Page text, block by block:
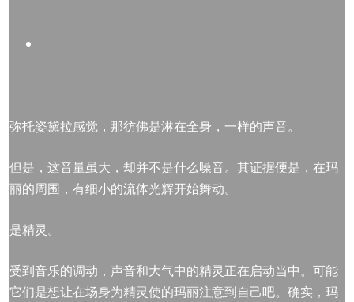
弥托姿黛拉感觉，那彷佛是淋在全身，一样的声音。
但是，这音量虽大，却并不是什么噪音。其证据便是，在玛
丽的周围，有细小的流体光辉开始舞动。
是精灵。
受到音乐的调动，声音和大气中的精灵正在启动当中。可能
它们是想让在场身为精灵使的玛丽注意到自己吧。确实，玛